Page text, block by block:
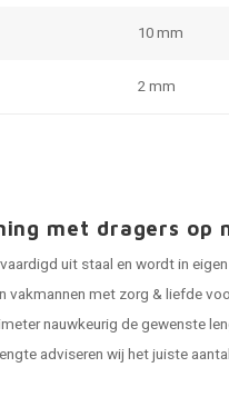
10 mm
2 mm
met dragers op
uit staal en wordt in
vakmannen met zorg & liefde
nauwkeurig de gewenste
adviseren wij het juiste